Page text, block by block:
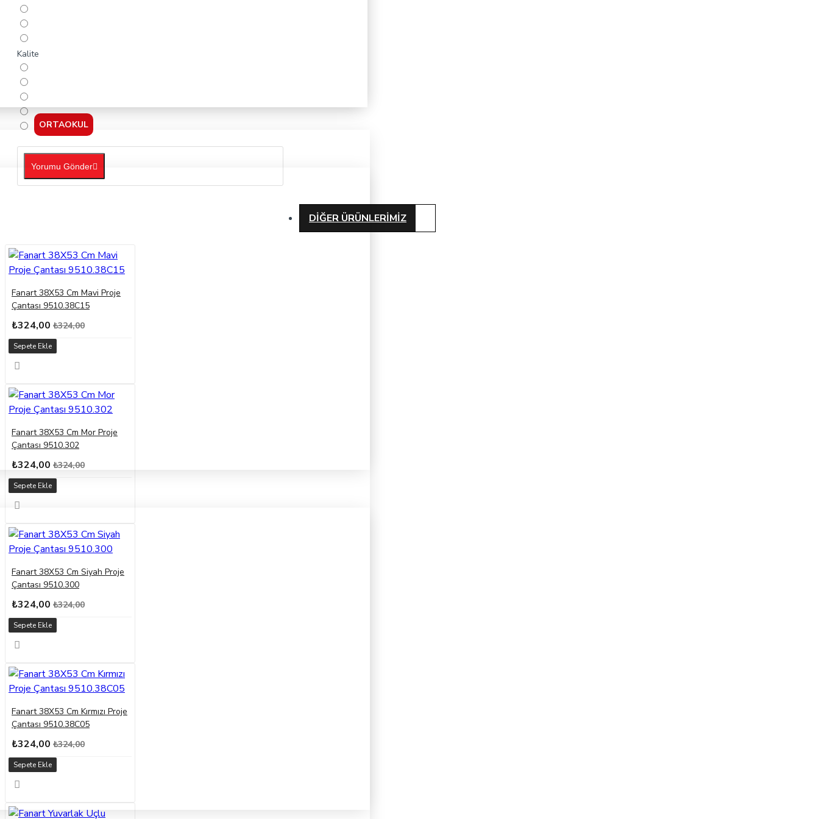
ORTAOKUL
Kalite
Yorumu Gönder
DIĞER ÜRÜNLERIMIZ
Fanart 38X53 Cm Mavi Proje
Çantası 9510.38C15
₺324,00 ₺324,00
Sepete Ekle
Fanart 38X53 Cm Mor Proje
Çantası 9510.302
₺324,00 ₺324,00
Sepete Ekle
Fanart 38X53 Cm Siyah Proje
Çantası 9510.300
₺324,00 ₺324,00
Sepete Ekle
Fanart 38X53 Cm Kırmızı Proje
Çantası 9510.38C05
₺324,00 ₺324,00
Sepete Ekle